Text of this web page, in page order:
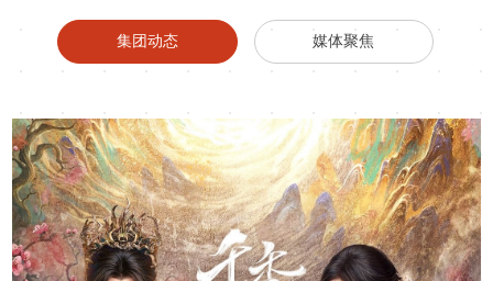
集团动态 媒体聚焦